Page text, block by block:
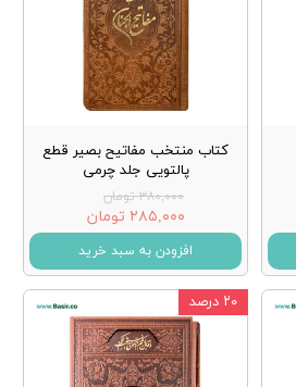
کتاب منتخب مفاتیح بصیر قطع
پالتویی جلد چرمی
۳۸۰,۰۰۰ تومان
۲۸۵,۰۰۰ تومان
افزودن به سبد خرید
۲۰ درصد